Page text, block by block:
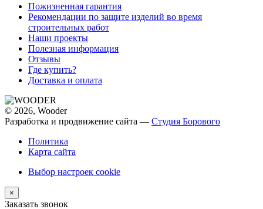
Пожизненная гарантия
Рекомендации по защите изделий во время
строительных работ
Наши проекты
Полезная информация
Отзывы
Где купить?
Доставка и оплата
© 2026, Wooder
Разработка и продвижение сайта — Студия Борового
Политика
Карта сайта
Выбор настроек cookie
×
Заказать звонок